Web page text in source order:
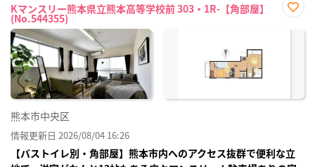
Kマンスリー熊本県立熊本高等学校前 303・1R-【角部屋】
(No.544355)
に入
熊本市中央区
情報更新日 2026/08/04 16:26
【バストイレ別・角部屋】熊本市内へのアクセス抜群で便利な立